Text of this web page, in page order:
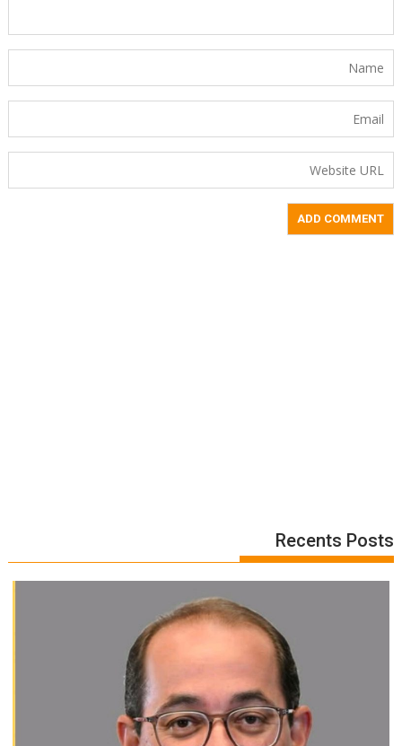
Recents Posts